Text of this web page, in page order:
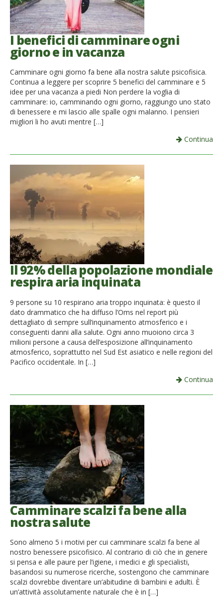
I benefici di camminare ogni
giorno e in vacanza
Camminare ogni giorno fa bene alla nostra salute psicofisica.
Continua a leggere per scoprire 5 benefici del camminare e 5
idee per una vacanza a piedi Non perdere la voglia di
camminare: io, camminando ogni giorno, raggiungo uno stato
di benessere e mi lascio alle spalle ogni malanno. I pensieri
migliori li ho avuti mentre […]
Continua
Il 92% della popolazione mondiale
respira aria inquinata
9 persone su 10 respirano aria troppo inquinata: è questo il
dato drammatico che ha diffuso l’Oms nel report più
dettagliato di sempre sull’inquinamento atmosferico e i
conseguenti danni alla salute. Ogni anno muoiono circa 3
milioni persone a causa dell’esposizione all’inquinamento
atmosferico, soprattutto nel Sud Est asiatico e nelle regioni del
Pacifico occidentale. In […]
Continua
Camminare scalzi fa bene alla
nostra salute
Sono almeno 5 i motivi per cui camminare scalzi fa bene al
nostro benessere psicofisico. Al contrario di ciò che in genere
si pensa e alle paure per l’igiene, i medici e gli specialisti,
basandosi su numerose ricerche, sostengono che camminare
scalzi dovrebbe diventare un’abitudine di bambini e adulti. È
un’attività assolutamente naturale che è in […]